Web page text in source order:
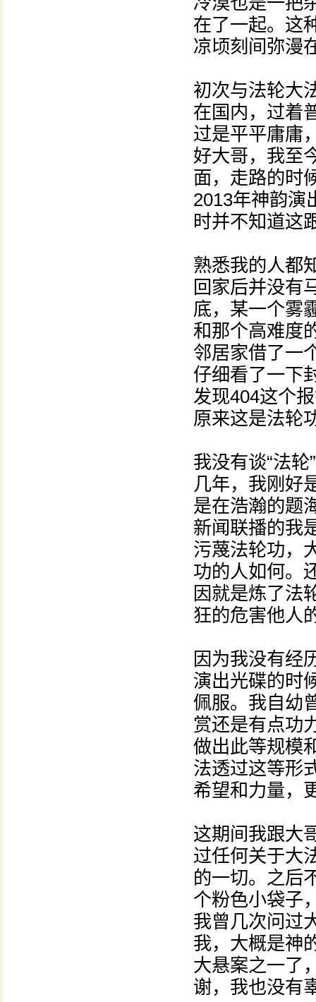
在了一起。这
凉顷刻间弥
初次与法轮大
在国内，过着
过是平平庸庸
好大哥，我至
面，走路的时
2013年神韵演
时并不知道这
熟悉我的人都
回家后并没有
底，某一个雾
和那个高难度
邻居家借了一
仔细看了一下
发现404这个
原来这是法轮
我没有谈“法
几年，我刚好
是在浩瀚的题
新闻联播的我
污蔑法轮功，
功的人如何。
因就是炼了法
狂的危害他
因为我没有经
演出光碟的时
佩服。我自幼
赏还是有点功
做出此等规模
法透过这等形
希望和力量，
这期间我跟大
过任何关于大
的一切。之后
个粉色小袋子
我曾几次问过
我，大概是神
大悬案之一了
谢，我也没有